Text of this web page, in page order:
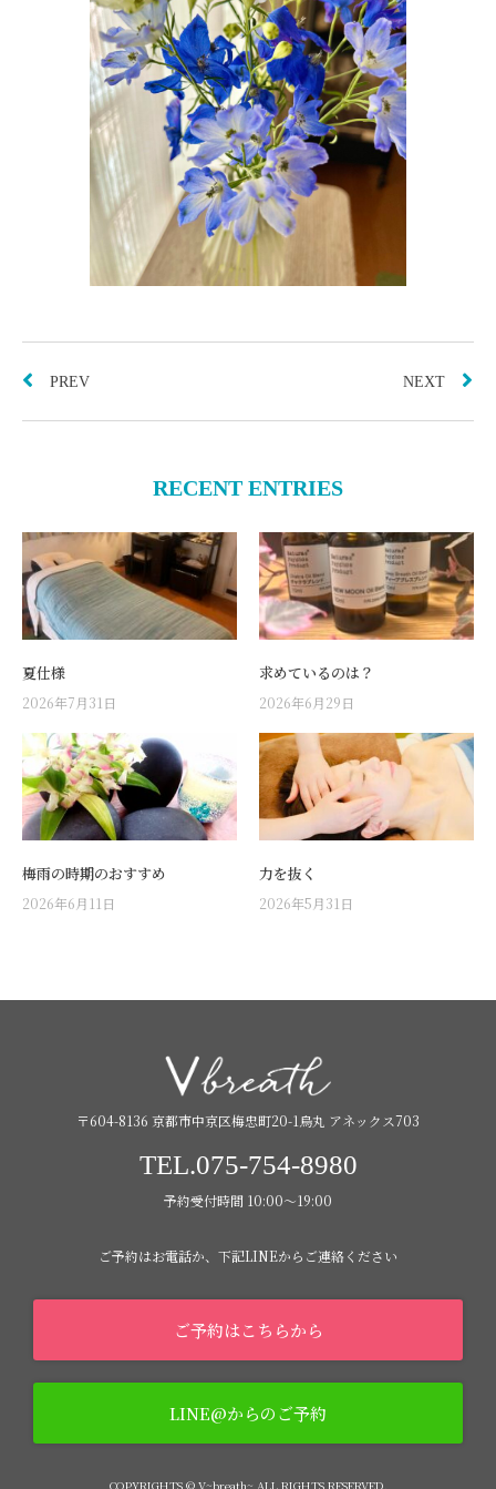
PREV NEXT
RECENT ENTRIES
夏仕様
2026年7月31日
求めているのは？
2026年6月29日
梅雨の時期のおすすめ
2026年6月11日
力を抜く
2026年5月31日
〒604-8136 京都市中京区梅忠町20-1烏丸 アネックス703
TEL.075-754-8980
予約受付時間 10:00〜19:00
ご予約はお電話か、下記LINEからご連絡ください
ご予約はこちらから
LINE@からのご予約
COPYRIGHTS © V~breath~ ALL RIGHTS RESERVED.